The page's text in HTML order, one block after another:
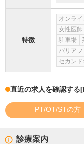
特徴
オンラ
女性医師
駐車場
バリアフ
セカン
直近の求人を確認する
PT/OT/STの方
診療案内